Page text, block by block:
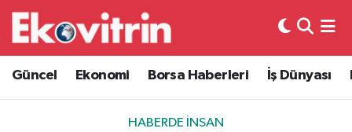
Güncel Ekonomi Borsa Haberleri İş Dünyası
HABERDE İNSAN
Güncel
Ekonomi
Hava Durumu
Trafik Durumu